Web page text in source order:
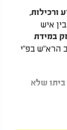
ורכילות,
איש
במידת
הרא"ש בפ"י
ביתו שלא